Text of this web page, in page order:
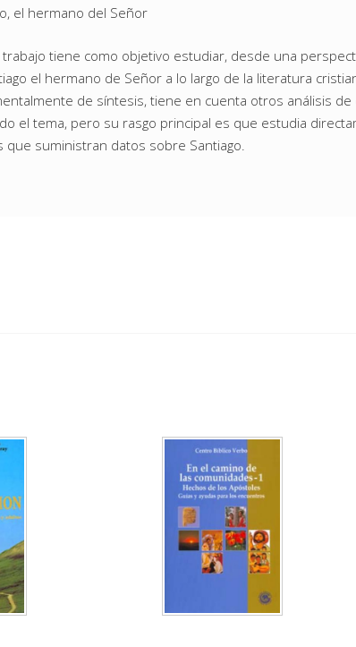
el hermano del Señor
tiene como objetivo estudiar, desde una
el hermano de Señor a lo largo de la literatura
de síntesis, tiene en cuenta otros análisis
el tema, pero su rasgo principal es que estudia
que suministran datos sobre Santiago.